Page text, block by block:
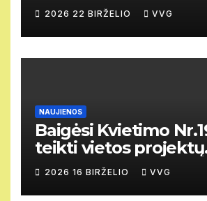
2026 22 BIRŽELIO VVG
NAUJIENOS
Baigėsi Kvietimo
teikti vietos projektų
paraiškas.
2026 16 BIRŽELIO VVG